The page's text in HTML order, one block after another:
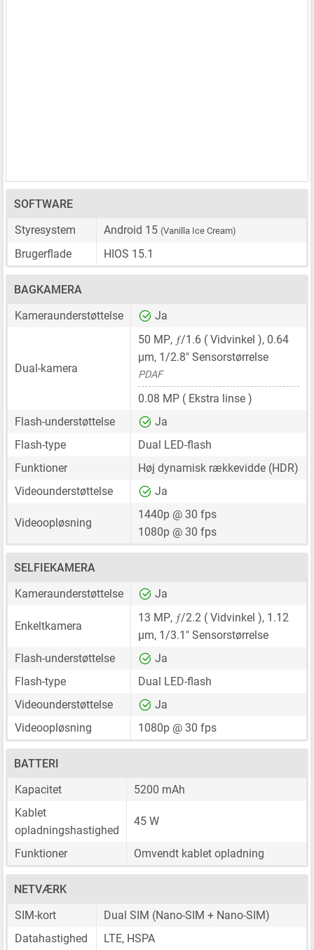
SOFTWARE
Styresystem
Android 15 (Vanilla Ice Cream)
Brugerflade HIOS 15.1
BAGKAMERA
Kameraunderstøttelse
Ja
Dual-kamera
50 MP, ƒ/1.6 ( Vidvinkel ), 0.64
μm, 1/2.8" Sensorstørrelse
PDAF
0.08 MP ( Ekstra linse )
Flash-understøttelse
Ja
Flash-type
Dual LED-flash
Funktioner
Høj dynamisk rækkevidde (HDR)
Videounderstøttelse
Ja
Videoopløsning
1440p @ 30 fps
1080p @ 30 fps
SELFIEKAMERA
Kameraunderstøttelse
Ja
Enkeltkamera
13 MP, ƒ/2.2 ( Vidvinkel ), 1.12
μm, 1/3.1" Sensorstørrelse
Flash-understøttelse
Ja
Flash-type
Dual LED-flash
Videounderstøttelse
Ja
Videoopløsning
1080p @ 30 fps
BATTERI
Kapacitet
5200 mAh
Kablet
opladningshastighed
45 W
Funktioner Omvendt kablet opladning
NETVÆRK
SIM-kort
Dual SIM (Nano-SIM + Nano-SIM)
Datahastighed
LTE, HSPA